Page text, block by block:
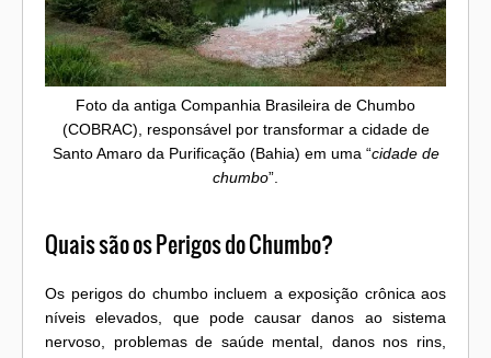
Foto da antiga Companhia Brasileira de Chumbo
(COBRAC), responsável por transformar a cidade de
Santo Amaro da Purificação (Bahia) em uma “cidade de
chumbo”.
Quais são os Perigos do Chumbo?
Os perigos do chumbo incluem a exposição crônica aos
níveis elevados, que pode causar danos ao sistema
nervoso, problemas de saúde mental, danos nos rins,